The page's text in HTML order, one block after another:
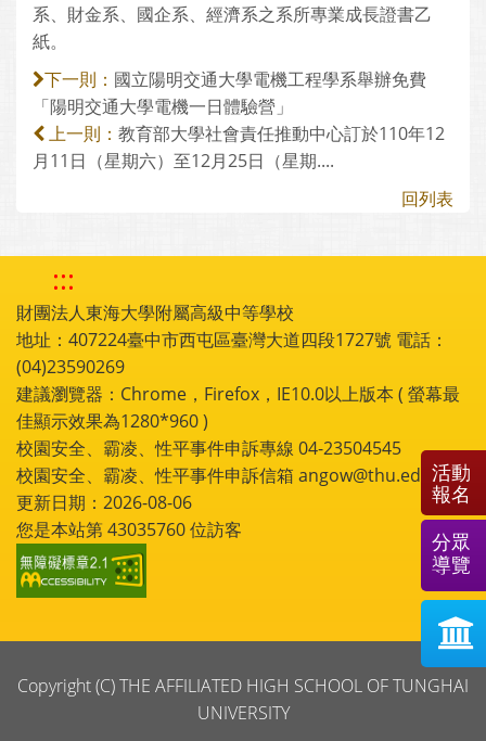
系、財金系、國企系、經濟系之系所專業成長證書乙
紙。
下一則： 國立陽明交通大學電機工程學系舉辦免費
「陽明交通大學電機一日體驗營」
上一則： 教育部大學社會責任推動中心訂於110年12
月11日（星期六）至12月25日（星期....
回列表
:::
財團法人東海大學附屬高級中等學校
地址：407224臺中市西屯區臺灣大道四段1727號 電話：
(04)23590269
建議瀏覽器：Chrome，Firefox，IE10.0以上版本 ( 螢幕最
佳顯示效果為1280*960 )
校園安全、霸凌、性平事件申訴專線 04-23504545
校園安全、霸凌、性平事件申訴信箱 angow@thu.edu.tw
更新日期：2026-08-06
您是本站第43035760位訪客
Copyright (C) THE AFFILIATED HIGH SCHOOL OF TUNGHAI
UNIVERSITY
活動
報名
分眾
導覽